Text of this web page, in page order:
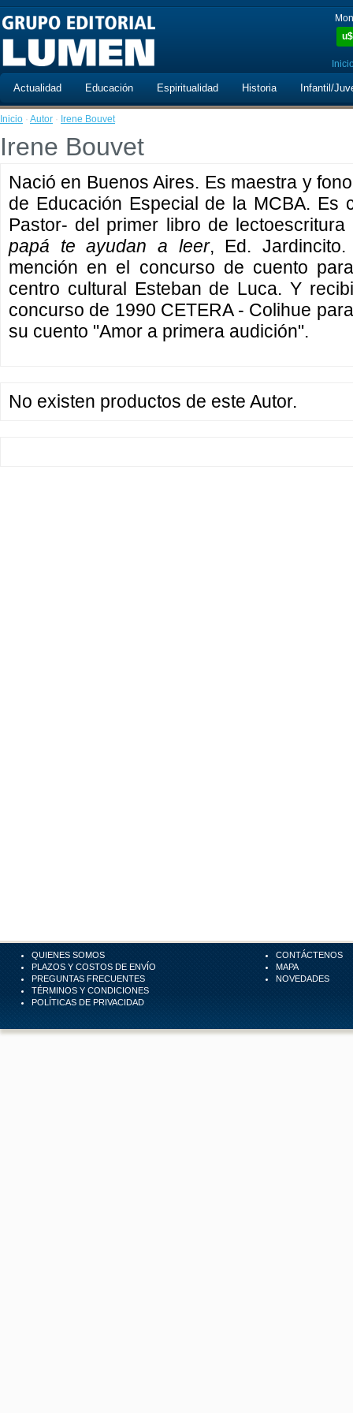
u$
Actualidad Educación Espiritualidad Historia Infantil/
Inicio · Autor · Irene Bouvet
Irene Bouvet
Nació en Buenos Aires. Es maestra y
de Educación Especial de la MCBA. Es
Pastor- del primer libro de
papá te ayudan a leer, Ed.
mención en el concurso de cuento
centro cultural Esteban de Luca. Y
concurso de 1990 CETERA - Colihue
su cuento "Amor a primera audición".
No existen productos de este Autor.
QUIENES SOMOS
PLAZOS Y COSTOS DE ENVÍO
PREGUNTAS FRECUENTES
TÉRMINOS Y CONDICIONES
POLÍTICAS DE PRIVACIDAD
CONTÁCTENOS
MAPA
NOVEDADES